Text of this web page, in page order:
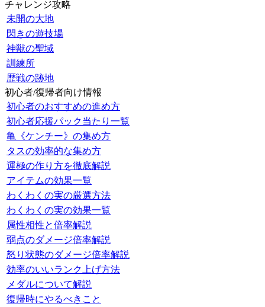
チャレンジ攻略
未開の大地
閃きの遊技場
神獣の聖域
訓練所
歴戦の跡地
初心者/復帰者向け情報
初心者のおすすめの進め方
初心者応援パック当たり一覧
亀《ケンチー》の集め方
タスの効率的な集め方
運極の作り方を徹底解説
アイテムの効果一覧
わくわくの実の厳選方法
わくわくの実の効果一覧
属性相性と倍率解説
弱点のダメージ倍率解説
怒り状態のダメージ倍率解説
効率のいいランク上げ方法
メダルについて解説
復帰時にやるべきこと